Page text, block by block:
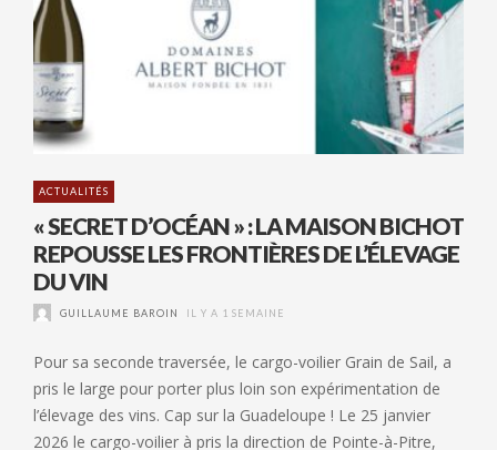
ACTUALITÉS
« SECRET D’OCÉAN » : LA MAISON BICHOT
REPOUSSE LES FRONTIÈRES DE L’ÉLEVAGE
DU VIN
GUILLAUME BAROIN IL Y A 1 SEMAINE
Pour sa seconde traversée, le cargo-voilier Grain de Sail, a
pris le large pour porter plus loin son expérimentation de
l’élevage des vins. Cap sur la Guadeloupe ! Le 25 janvier
2026 le cargo-voilier à pris la direction de Pointe-à-Pitre,